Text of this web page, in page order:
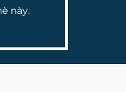
này.